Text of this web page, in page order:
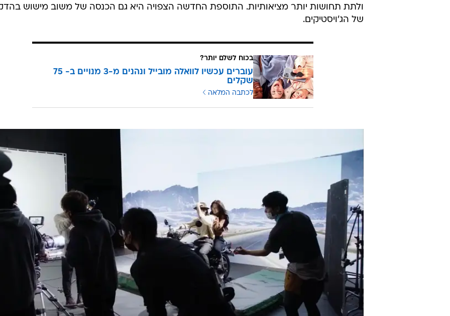
ולתת תחושות יותר מציאותיות. התוספת החדשה הצפויה היא גם הכנסה של משוב מישוש
של הג'ויסטיקים.
בכוח לשלם יותר?
עוברים עכשיו לוואלה מובייל ונהנים מ-3 מנויים ב- 75
שקלים
לכתבה המלאה